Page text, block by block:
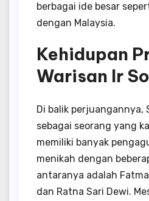
berbagai ide besar
dengan Malaysia.
Kehidupan
Warisan Ir
Di balik perjuangannya,
sebagai seorang yang
memiliki banyak
menikah dengan
antaranya adalah
dan Ratna Sari Dewi.